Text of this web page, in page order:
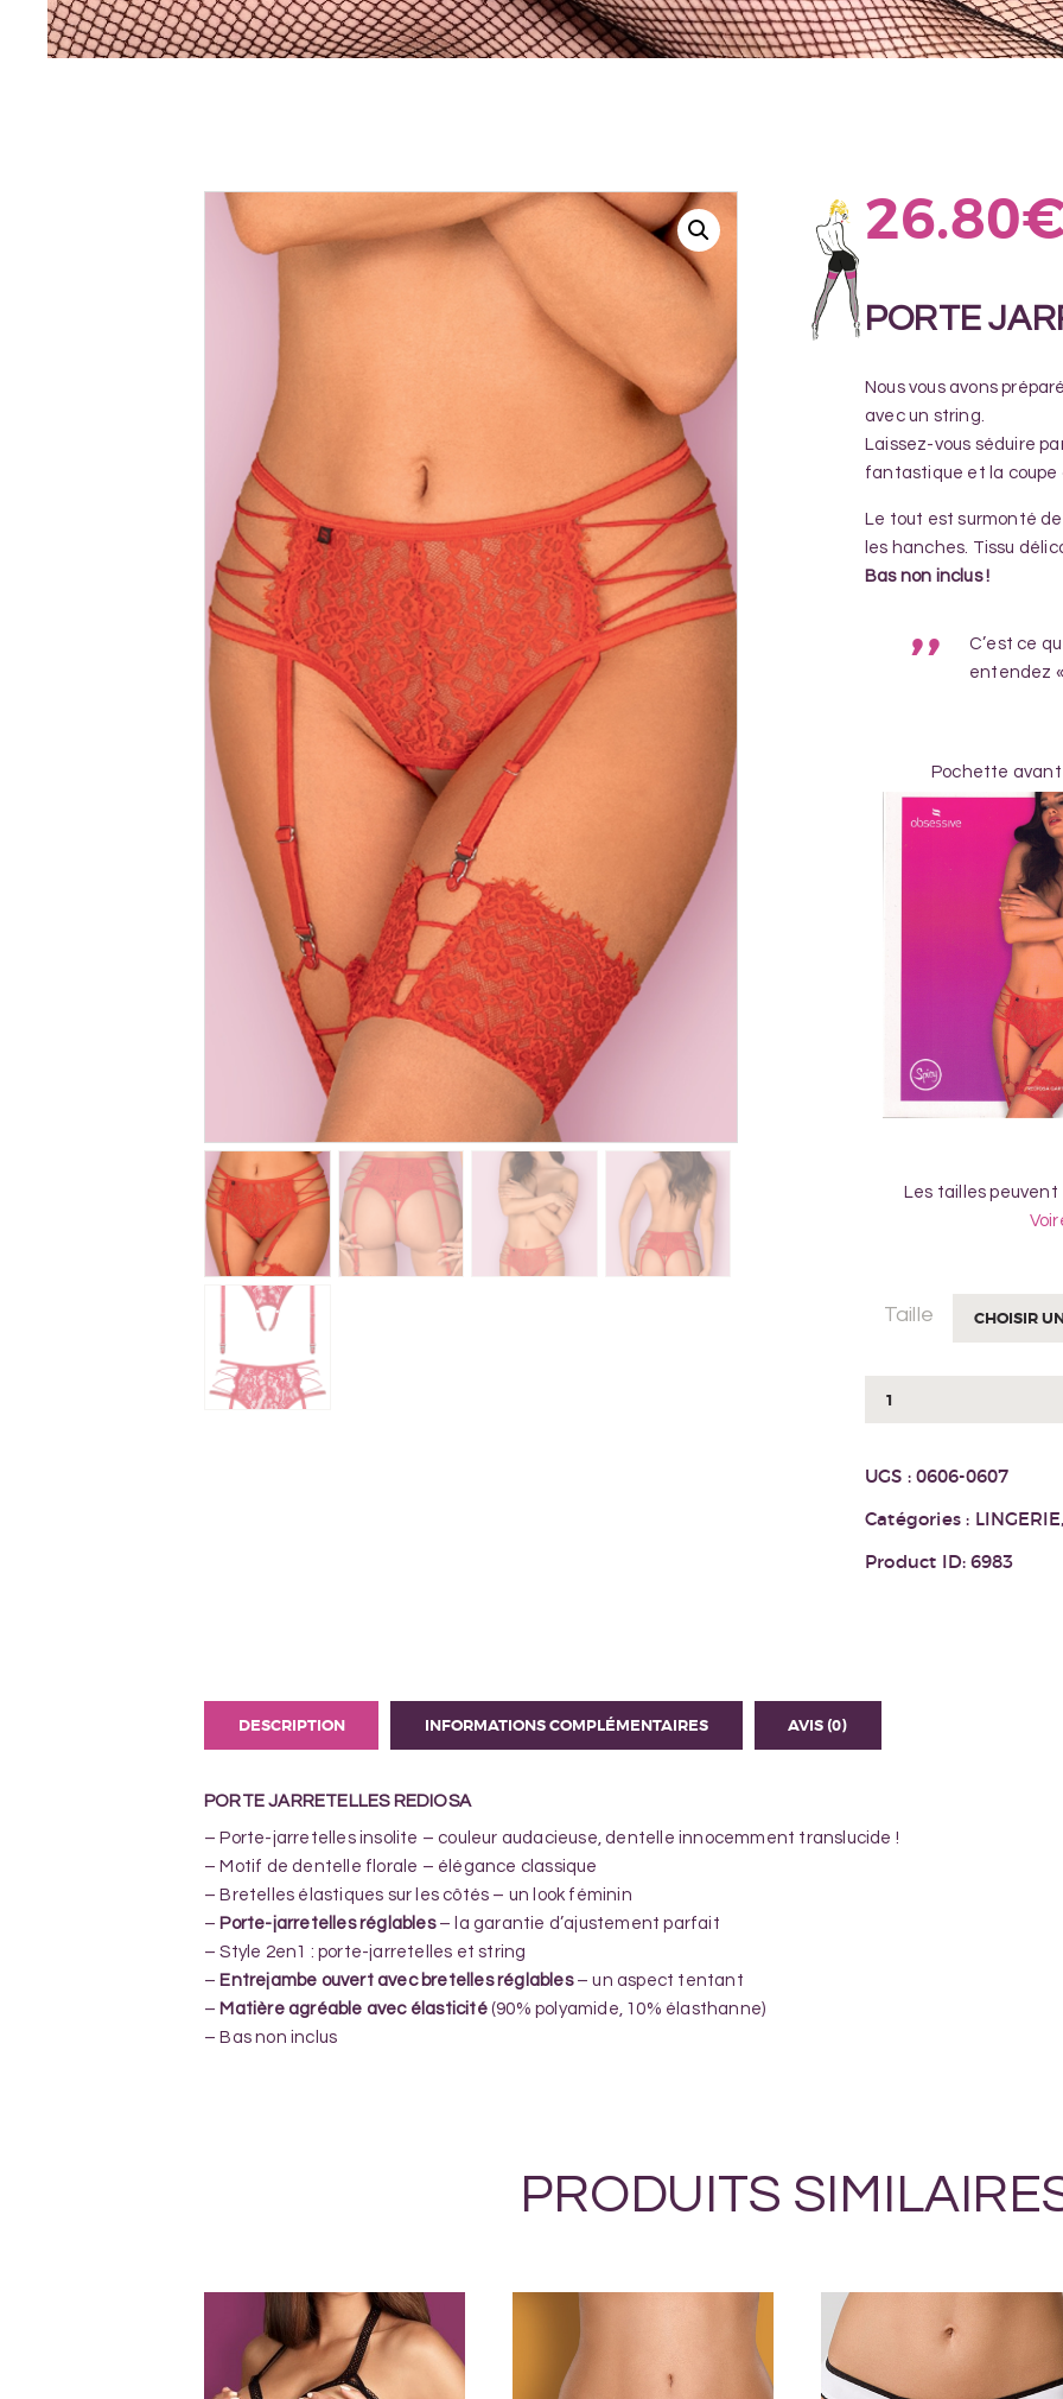
26.80
PORTE
Nous vous avons
avec un string.
Laissez-vous séduire
fantastique et la coupe
Le tout est surmonté
les hanches. Tissu
Bas non inclus !
C’est ce
entendez
Pochette avant
Les tailles
Taille
JARRETELLES
UGS :0606-0607
Catégories : LINGERIE
Product ID:6983
DESCRIPTION INFORMATIONS COMPLÉMENTAIRES AVIS (0)
PORTE JARRETELLES REDIOSA
– Porte-jarretelles insolite – couleur audacieuse, dentelle innocemment translucide !
– Motif de dentelle florale – élégance classique
– Bretelles élastiques sur les côtés – un look féminin
– Porte-jarretelles réglables– la garantie d’ajustement parfait
– Style 2en1 : porte-jarretelles et string
– Entrejambe ouvert avec bretelles réglables– un aspect tentant
– Matière agréable avec élasticité(90% polyamide, 10% élasthanne)
– Bas non inclus
PRODUITS